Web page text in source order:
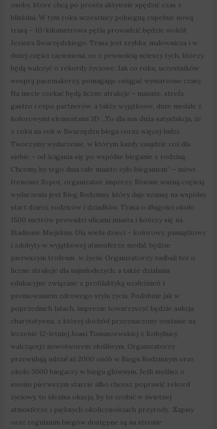
osoby, które chcą po prostu aktywnie spędzić czas z
bliskimi. W tym roku uczestnicy pobiegną zupełnie nową
trasą – 10-kilometrowa pętla prowadzić będzie wokół
Jeziora Swarzędzkiego. Trasa jest szybka, malownicza i w
dużej części zacieniona, co z pewnością ucieszy tych, którzy
będą walczyć o rekordy życiowe. Jak co roku, uczestników
wesprą pacemakerzy, pomagając osiągać wymarzone czasy.
Na mecie czekać będą liczne atrakcje – masaże, strefa
gastro i expo partnerów, a także wyjątkowe, duże medale z
kolorowymi elementami 3D. „To dla nas duża satysfakcja, że
z roku na rok w Swarzędzu biega coraz więcej ludzi.
Tworzymy wydarzenie, w którym każdy znajdzie coś dla
siebie – od ścigania się po wspólne bieganie z rodziną.
Chcemy, by tego dnia całe miasto żyło bieganiem” – mówi
Ireneusz Szpot, organizator imprezy. Równie ważną częścią
wydarzenia jest Bieg Rodzinny, który daje szansę na wspólny
start dzieci, rodziców i dziadków. Trasa o długości około
1500 metrów prowadzi ulicami miasta i kończy się na
Stadionie Miejskim. Dla wielu dzieci – kolorowy, pamiątkowy
i zdobyty w wyjątkowej atmosferze medal, będzie
pierwszym trofeum w życiu. Organizatorzy zadbali też o
liczne atrakcje dla najmłodszych, a także działania
edukacyjne związane z profilaktyką uzależnień i
promowaniem zdrowego stylu życia. Podobnie jak w
poprzednich latach, imprezie towarzyszyć będzie aukcja
charytatywna, z której dochód przeznaczony zostanie na
leczenie 12-letniej Joasi Tomaszewskiej z Kobylnicy,
walczącejz nowotworem złośliwym. Organizatorzy
przewidują udział aż 2000 osób w Biegu Rodzinnym oraz
około 3000 biegaczy w biegu głównym. Jeśli myślisz o
swoim pierwszym starcie albo chcesz poprawić rekord
życiowy, to idealna okazja, by to zrobić w świetnej
atmosferze i pięknych okolicznościach przyrody. Zapisy
oraz regulamin biegów dostępne są na stronie